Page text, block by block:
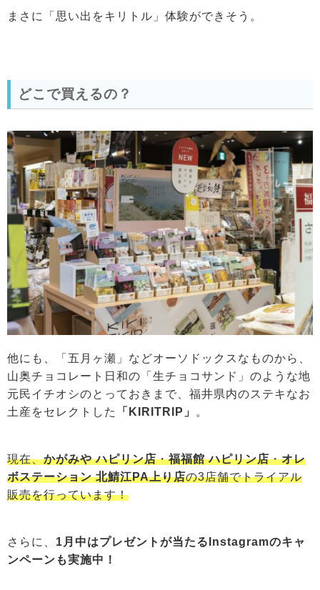
まさに「思い出をキリトル」体験ができそう。
どこで買えるの？
他にも、「五月ヶ瀬」などオーソドックスなものから、
山奥チョコレート日和の「生チョコサンド」のような地
元民イチオシのとっておきまで、福井県内のステキなお
土産をセレクトした
「KIRITRIP」 。
現在、かがみや ハピリン店・福福館 ハピリン店・オレ
ボステーション 北鯖江PA上り店の3店舗でトライアル
販売を行っています！
さらに、 1月中はプレゼントが当たるInstagramのキャ
ンペーンも実施中！